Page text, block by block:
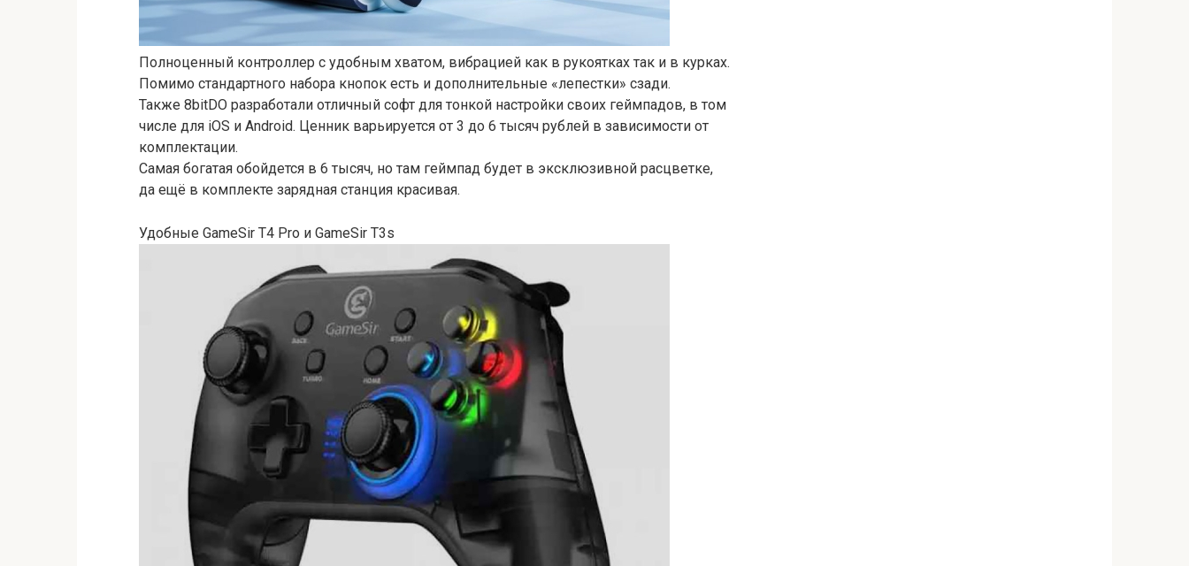
Полноценный контроллер с удобным хватом, вибрацией как в рукоятках так и в курках.
Помимо стандартного набора кнопок есть и дополнительные «лепестки» сзади.
Также 8bitDO разработали отличный софт для тонкой настройки своих геймпадов, в том
числе для iOS и Android. Ценник варьируется от 3 до 6 тысяч рублей в зависимости от
комплектации.
Самая богатая обойдется в 6 тысяч, но там геймпад будет в эксклюзивной расцветке,
да ещё в комплекте зарядная станция красивая.
Удобные GameSir T4 Pro и GameSir T3s